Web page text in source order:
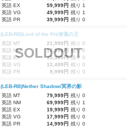
英語 EX
59,999円 残り 1
英語 VG
49,999円 残り 1
英語 PR
39,999円 残り 0
(LEB-RB)Lord of the Pit/奈落の王
英語 MT
21,999円 残り 0
英語 NM
17,599円 残り 0
英語 EX
15,399円 残り 0
英語 VG
12,499円 残り 0
英語 PR
9,999円 残り 0
SOLDOUT
(LEB-RB)Nether Shadow/冥界の影
英語 MT
79,999円 残り 0
英語 NM
69,999円 残り 1
英語 EX
19,999円 残り 0
英語 VG
17,999円 残り 0
英語 PR
14,999円 残り 0